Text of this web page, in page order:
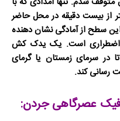
از بیست دقیقه در محل حاضر
سطح از آمادگی نشان دهنده
اضطراری است. یکیدک کش
در سرمای زمستان یا گرمای
رسانی کند.
عصرگاهی جردن: